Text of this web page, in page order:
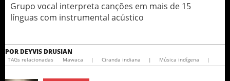
Grupo vocal interpreta canções em mais de 15
línguas com instrumental acústico
POR DEYVIS DRUSIAN
TAGs relacionadas Mawaca | Ciranda indiana | Música indígena |